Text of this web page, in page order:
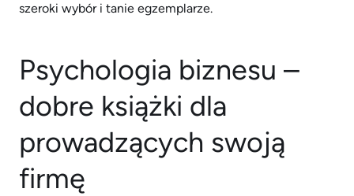
szeroki wybór i tanie egzemplarze.
Psychologia biznesu –
dobre książki dla
prowadzących swoją
firmę